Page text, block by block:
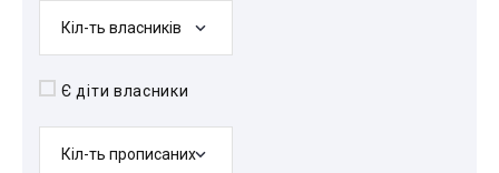
Кіл-ть власників
Є діти власники
Кіл-ть прописаних